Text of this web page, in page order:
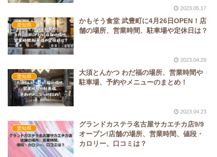
2023.05.17
愛知県
かもそう食堂 武豊町に4月26日OPEN！店
舗の場所、営業時間、駐車場や定休日は？
2023.04.29
愛知県
大須とんかつ わだ福の場所、営業時間や
駐車場、予約やメニューのまとめ！
2023.04.23
愛知県
グランドカステラ名古屋サカエチカ店9/9
オープン!店舗の場所、営業時間、値段・
カロリー、口コミは？